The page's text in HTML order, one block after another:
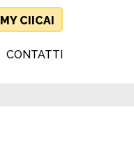
MY CIICAI
CONTATTI